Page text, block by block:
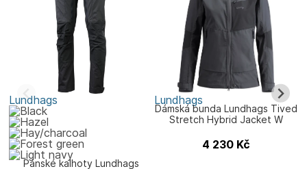
Lundhags
Pánské kalhoty Lundhags
Lundhags
Dámská bunda Lundhags Tived
Stretch Hybrid Jacket W
4 230 Kč